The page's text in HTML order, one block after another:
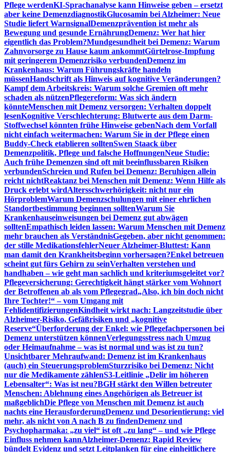
Pflege werdenKI-Sprachanalyse kann Hinweise geben – ersetzt
aber keine DemenzdiagnostikGlucosamin bei Alzheimer: Neue
Studie liefert WarnsignalDemenzprävention ist mehr als
Bewegung und gesunde ErnährungDemenz: Wer hat hier
eigentlich das Problem?Mundgesundheit bei Demenz: Warum
Zahnvorsorge zu Hause kaum ankommtGürtelrose-Impfung
mit geringerem Demenzrisiko verbundenDemenz im
Krankenhaus: Warum Führungskräfte handeln
müssenHandschrift als Hinweis auf kognitive Veränderungen?
Kampf dem Arbeitskreis: Warum solche Gremien oft mehr
schaden als nützenPflegereform: Was sich ändern
könnteMenschen mit Demenz versorgen: Verhalten doppelt
lesenKognitive Verschlechterung: Blutwerte aus dem Darm-
Stoffwechsel könnten frühe Hinweise gebenNach dem Vorfall
nicht einfach weitermachen: Warum Sie in der Pflege einen
Buddy-Check etablieren solltenSwen Staack über
Demenzpolitik, Pflege und falsche HoffnungenNeue Studie:
Auch frühe Demenzen sind oft mit beeinflussbaren Risiken
verbundenSchreien und Rufen bei Demenz: Beruhigen allein
reicht nichtReaktanz bei Menschen mit Demenz: Wenn Hilfe als
Druck erlebt wirdAltersschwerhörigkeit: nicht nur ein
HörproblemWarum Demenzschulungen mit einer ehrlichen
Standortbestimmung beginnen solltenWarum Sie
Krankenhauseinweisungen bei Demenz gut abwägen
solltenEmpathisch leiden lassen: Warum Menschen mit Demenz
mehr brauchen als VerständnisGegeben, aber nicht genommen:
der stille MedikationsfehlerNeuer Alzheimer-Bluttest: Kann
man damit den Krankheitsbeginn vorhersagen?Enkel betreuen
scheint gut fürs Gehirn zu seinVerhalten verstehen und
handhaben – wie geht man sachlich und kriteriumsgeleitet vor?
Pflegeversicherung: Gerechtigkeit hängt stärker vom Wohnort
der Betroffenen ab als vom Pflegegrad„Also, ich bin doch nicht
Ihre Tochter!“ – vom Umgang mit
FehlidentifizierungenKindheit wirkt nach: Langzeitstudie über
Alzheimer-Risiko, Gefäßrisiken und „kognitive
Reserve“Überforderung der Enkel: wie Pflegefachpersonen bei
Demenz unterstützen könnenVerlegungsstress nach Umzug
oder Heimaufnahme – was ist normal und was ist zu tun?
Unsichtbarer Mehraufwand: Demenz ist im Krankenhaus
(auch) ein SteuerungsproblemSturzrisiko bei Demenz: Nicht
nur die Medikamente zählenS3-Leitlinie „Delir im höheren
Lebensalter“: Was ist neu?BGH stärkt den Willen betreuter
Menschen: Ablehnung eines Angehörigen als Betreuer ist
maßgeblichDie Pflege von Menschen mit Demenz ist auch
nachts eine HerausforderungDemenz und Desorientierung: viel
mehr, als nicht von A nach B zu findenDemenz und
Psychopharmaka: „zu viel“ ist oft „zu lang“ – und wie Pflege
Einfluss nehmen kannAlzheimer-Demenz: Rapid Review
bündelt Evidenz und setzt Leitplanken für eine einheitlichere